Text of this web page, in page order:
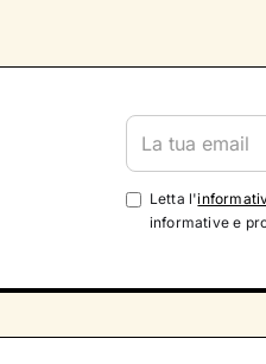
Letta l'
informative e